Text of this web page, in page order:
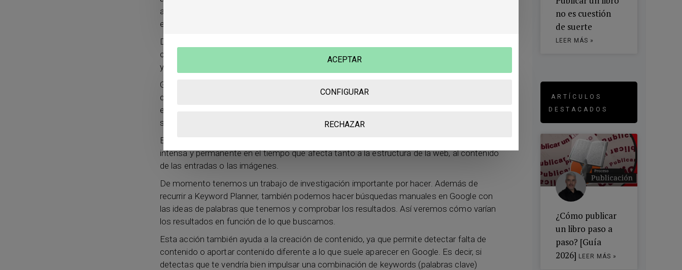
accedemos a
en
Dentro de esta sección ya podemos comprobar el volumen de búsquedas de palabras
clave o obtener nuevas ideas. Se trata de sencillos paneles cuyas funciones son intuitivas
y simplemente habrá que leer atentamente y seguir paso a paso las instrucciones.
Gracias a esto ya tenemos claro qué palabras clave debemos utilizar en nuestro
que a partir de ahora crearemos entradas cuyos titulares y cuerpos de texto incluyan
estas palabras. Esto hará que nuestra web tenga los términos que más búsquedas
suman y que poco a poco vaya apareciendo en Google.
Es cierto que esta tarea es solo el comienzo. Trabajar el
intensa y permanente en el tiempo que afecta tanto a la estructura de la web, al contenido
de las entradas o las imágenes.
De momento tenemos un trabajo de investigación importante por hacer. Además de
recurrir a Keyword Planner, también podemos hacer búsquedas manuales en Google con
las ideas de palabras que tenemos y comprobar los resultados. Así veremos cómo varían
los resultados en función de lo que buscamos.
Esta acción también ayuda a la creación de contenido, ya que permite detectar falta de
contenido o aportar contenido diferente a lo que suele aparecer en Google. Es decir, si
detectas que te vendría bien impulsar una combinación de keywords (palabras clave)
no es cuestión
de suerte
LEER MÁS »
ARTÍCULOS
DESTACADOS
¿Cómo publicar
un libro paso a
paso? [Guía
2026] LEER MÁS »
RECHAZAR
CONFIGURAR
ACEPTAR